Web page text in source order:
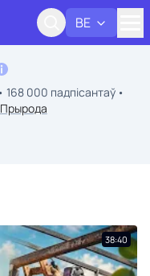
BE
168 000 падпісантаў
Прырода
38:40